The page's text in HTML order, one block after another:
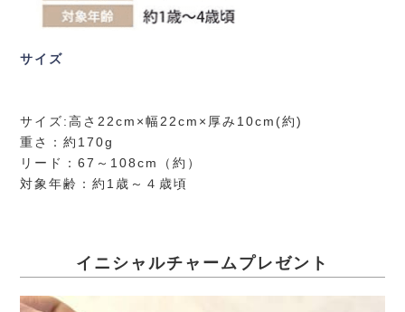
サイズ
サイズ:高さ22cm×幅22cm×厚み10cm(約)
重さ：約170g
リード：67～108cm（約）
対象年齢：約1歳～４歳頃
イニシャルチャームプレゼント